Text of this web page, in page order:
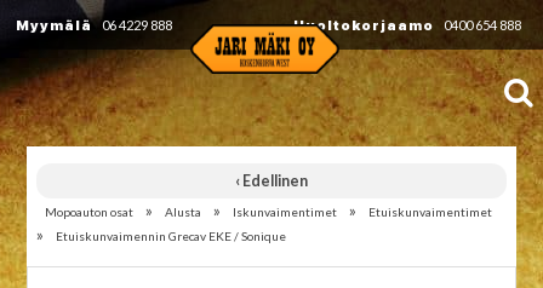
Myymälä 06 4229 888 Huoltokorjaamo 0400 654 888
‹ Edellinen
Mopoauton osat » Alusta » Iskunvaimentimet » Etuiskunvaimentimet
» Etuiskunvaimennin Grecav EKE / Sonique